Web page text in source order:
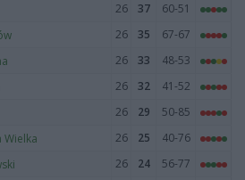
26 37
60-51
26 35
67-67
26 33
48-53
26 32
41-52
26 29
50-85
Wielka 26 25
40-76
26 24
56-77